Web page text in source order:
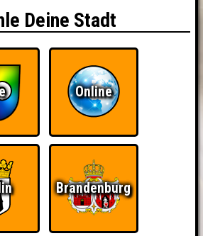
Deine Stadt
Online
Brandenburg